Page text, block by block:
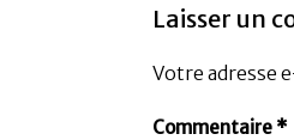
Laisser un
Votre adresse
Commentaire *